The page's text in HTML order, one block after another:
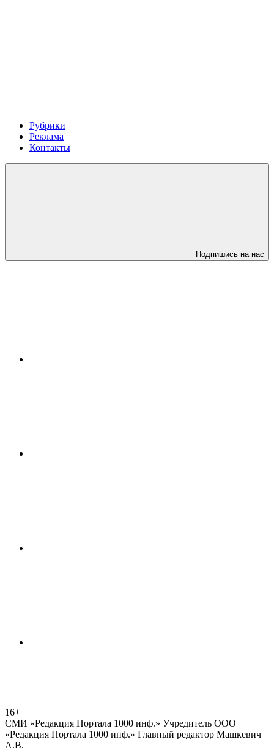
Рубрики
Реклама
Контакты
Подпишись на нас
16+
СМИ «Редакция Портала 1000 инф.» Учредитель ООО
«Редакция Портала 1000 инф.» Главный редактор Машкевич
А.В.